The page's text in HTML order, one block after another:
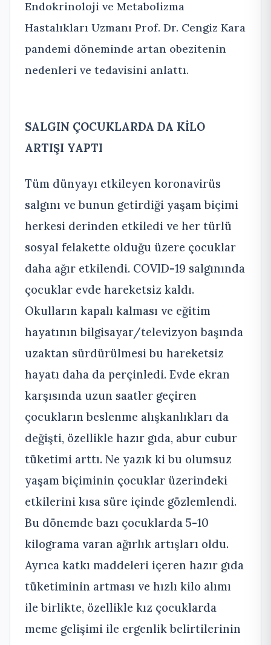
Endokrinoloji ve Metabolizma
Hastalıkları Uzmanı Prof. Dr. Cengiz Kara
pandemi döneminde artan obezitenin
nedenleri ve tedavisini anlattı.
SALGIN ÇOCUKLARDA DA KİLO
ARTIŞI YAPTI
Tüm dünyayı etkileyen koronavirüs
salgını ve bunun getirdiği yaşam biçimi
herkesi derinden etkiledi ve her türlü
sosyal felakette olduğu üzere çocuklar
daha ağır etkilendi. COVID-19 salgınında
çocuklar evde hareketsiz kaldı.
Okulların kapalı kalması ve eğitim
hayatının bilgisayar/televizyon başında
uzaktan sürdürülmesi bu hareketsiz
hayatı daha da perçinledi. Evde ekran
karşısında uzun saatler geçiren
çocukların beslenme alışkanlıkları da
değişti, özellikle hazır gıda, abur cubur
tüketimi arttı. Ne yazık ki bu olumsuz
yaşam biçiminin çocuklar üzerindeki
etkilerini kısa süre içinde gözlemlendi.
Bu dönemde bazı çocuklarda 5-10
kilograma varan ağırlık artışları oldu.
Ayrıca katkı maddeleri içeren hazır gıda
tüketiminin artması ve hızlı kilo alımı
ile birlikte, özellikle kız çocuklarda
meme gelişimi ile ergenlik belirtilerinin